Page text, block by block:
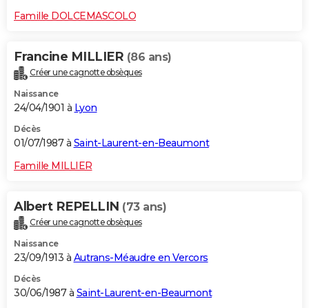
Famille DOLCEMASCOLO
Francine MILLIER (86 ans)
Créer une cagnotte obsèques
Naissance
24/04/1901 à Lyon
Décès
01/07/1987 à Saint-Laurent-en-Beaumont
Famille MILLIER
Albert REPELLIN (73 ans)
Créer une cagnotte obsèques
Naissance
23/09/1913 à Autrans-Méaudre en Vercors
Décès
30/06/1987 à Saint-Laurent-en-Beaumont